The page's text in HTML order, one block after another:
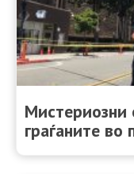
Мистериозни
граѓаните во